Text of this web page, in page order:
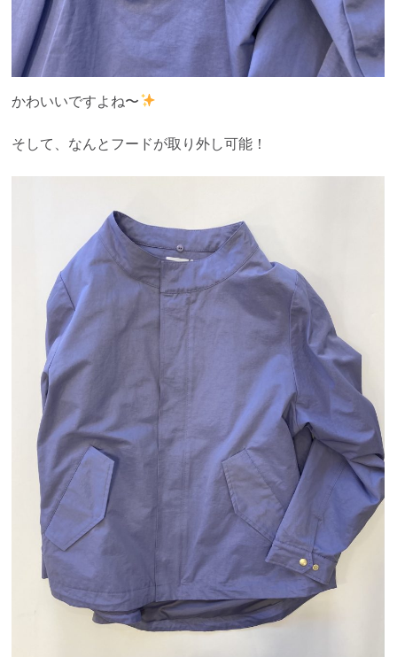
かわいいですよね〜
そして、なんとフードが取り外し可能！